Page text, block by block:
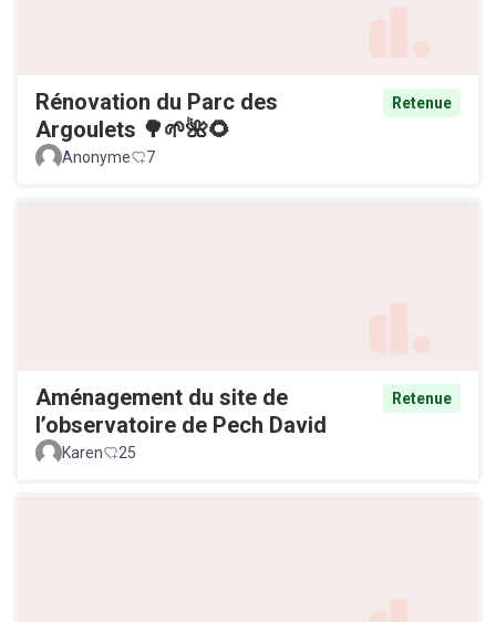
Rénovation du Parc des
Argoulets 🌳🌱🌺🌻
Retenue
Anonyme 7
Aménagement du site de
l’observatoire de Pech David
Retenue
Karen 25